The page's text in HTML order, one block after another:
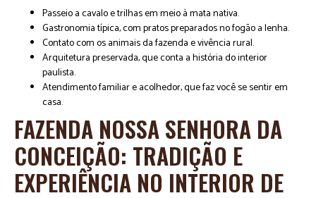
Passeio a cavalo e trilhas em meio à mata nativa.
Gastronomia típica, com pratos preparados no fogão a lenha.
Contato com os animais da fazenda e vivência rural.
Arquitetura preservada, que conta a história do interior
paulista.
Atendimento familiar e acolhedor, que faz você se sentir em
casa.
FAZENDA NOSSA SENHORA DA
CONCEIÇÃO: TRADIÇÃO E
EXPERIÊNCIA NO INTERIOR DE